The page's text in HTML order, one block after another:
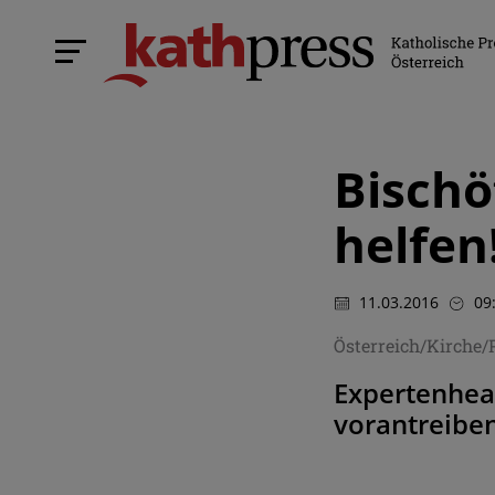
11.03.2016
Österreich/